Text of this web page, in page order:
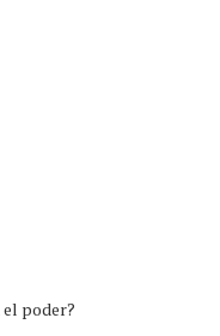
el poder?